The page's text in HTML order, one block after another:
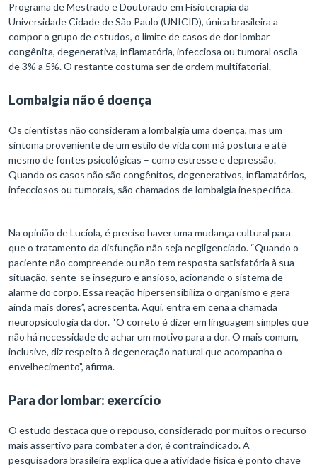
Programa de Mestrado e Doutorado em Fisioterapia da
Universidade Cidade de São Paulo (UNICID), única brasileira a
compor o grupo de estudos, o limite de casos de dor lombar
congênita, degenerativa, inflamatória, infecciosa ou tumoral oscila
de 3% a 5%. O restante costuma ser de ordem multifatorial.
Lombalgia não é doença
Os cientistas não consideram a lombalgia uma doença, mas um
sintoma proveniente de um estilo de vida com má postura e até
mesmo de fontes psicológicas – como estresse e depressão.
Quando os casos não são congênitos, degenerativos, inflamatórios,
infecciosos ou tumorais, são chamados de lombalgia inespecífica.
Na opinião de Lucíola, é preciso haver uma mudança cultural para
que o tratamento da disfunção não seja negligenciado. “Quando o
paciente não compreende ou não tem resposta satisfatória à sua
situação, sente-se inseguro e ansioso, acionando o sistema de
alarme do corpo. Essa reação hipersensibiliza o organismo e gera
ainda mais dores”, acrescenta. Aqui, entra em cena a chamada
neuropsicologia da dor. “O correto é dizer em linguagem simples que
não há necessidade de achar um motivo para a dor. O mais comum,
inclusive, diz respeito à degeneração natural que acompanha o
envelhecimento”, afirma.
Para dor lombar: exercício
O estudo destaca que o repouso, considerado por muitos o recurso
mais assertivo para combater a dor, é contraindicado. A
pesquisadora brasileira explica que a atividade física é ponto chave